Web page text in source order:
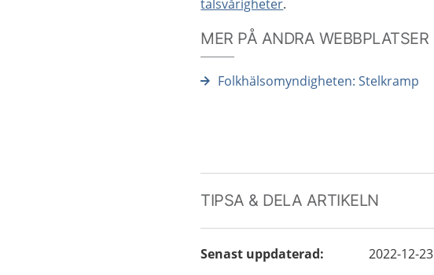
talsvårigheter.
MER PÅ ANDRA WEBBPLATSER
Folkhälsomyndigheten: Stelkramp
TIPSA & DELA ARTIKELN
Senast uppdaterad:
2022-12-23